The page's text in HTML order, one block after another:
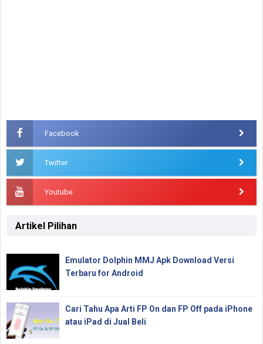
Facebook
Twitter
Youtube
Artikel Pilihan
Emulator Dolphin MMJ Apk Download Versi
Terbaru for Android
Cari Tahu Apa Arti FP On dan FP Off pada iPhone
atau iPad di Jual Beli